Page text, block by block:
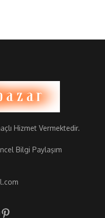
Hizmet Vermektedir.
Bilgi Paylaşım